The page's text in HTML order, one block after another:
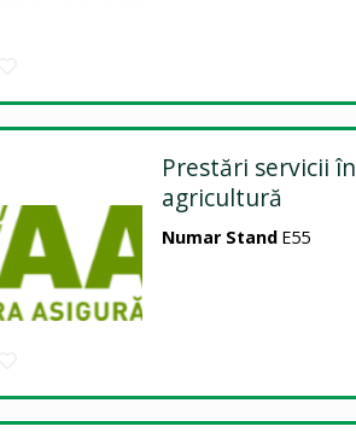
Prestări servicii în
agricultură
Numar Stand E55